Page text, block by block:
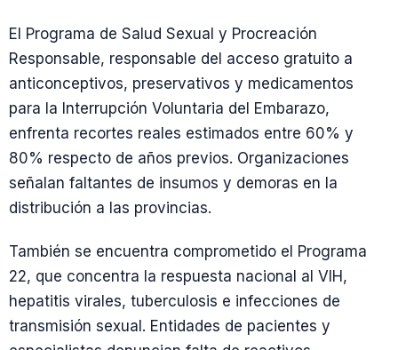
El Programa de Salud Sexual y Procreación
Responsable, responsable del acceso gratuito a
anticonceptivos, preservativos y medicamentos
para la Interrupción Voluntaria del Embarazo,
enfrenta recortes reales estimados entre 60% y
80% respecto de años previos. Organizaciones
señalan faltantes de insumos y demoras en la
distribución a las provincias.
También se encuentra comprometido el Programa
22, que concentra la respuesta nacional al VIH,
hepatitis virales, tuberculosis e infecciones de
transmisión sexual. Entidades de pacientes y